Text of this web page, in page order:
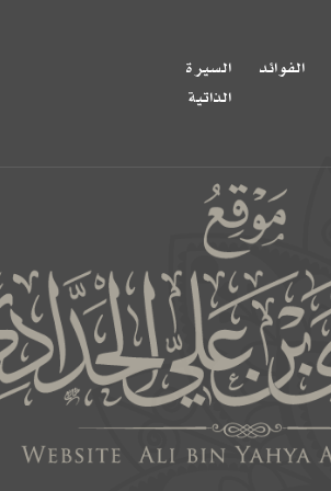
الفوائد
السيرة
الذاتية